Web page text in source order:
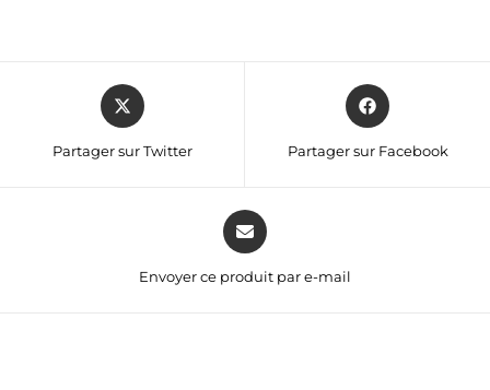
Partager sur Twitter Partager sur Facebook
Envoyer ce produit par e-mail